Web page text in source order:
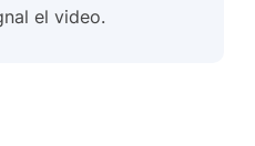
el video.